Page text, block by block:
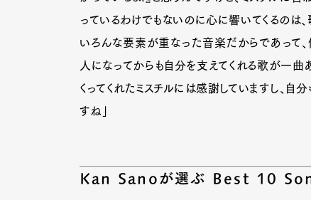
っているわけでもないのに心に響いてくるのは、
いろんな要素が重なった音楽だからであって、
人になってからも自分を支えてくれる歌が一曲
くってくれたミスチルには感謝していますし、自
すね」
Kan Sanoが選ぶ Best 10